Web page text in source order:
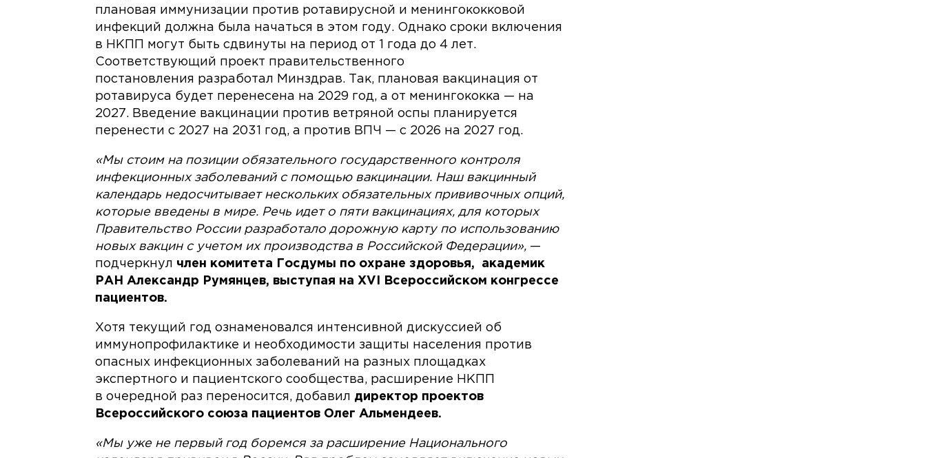
плановая иммунизации против ротавирусной и менингококковой
инфекций должна была начаться в этом году. Однако сроки включения
в НКПП могут быть сдвинуты на период от 1 года до 4 лет.
Соответствующий проект правительственного
постановления разработал Минздрав. Так, плановая вакцинация от
ротавируса будет перенесена на 2029 год, а от менингококка — на
2027. Введение вакцинации против ветряной оспы планируется
перенести с 2027 на 2031 год, а против ВПЧ — с 2026 на 2027 год.
«Мы стоим на позиции обязательного государственного контроля
инфекционных заболеваний с помощью вакцинации. Наш вакцинный
календарь недосчитывает нескольких обязательных прививочных опций,
которые введены в мире. Речь идет о пяти вакцинациях, для которых
Правительство России разработало дорожную карту по использованию
новых вакцин с учетом их производства в Российской Федерации», —
подчеркнул член комитета Госдумы по охране здоровья,
академик
РАН Александр Румянцев, выступая на XVI Всероссийском конгрессе
пациентов.
Хотя текущий год ознаменовался интенсивной дискуссией об
иммунопрофилактике и необходимости защиты населения против
опасных инфекционных заболеваний на разных площадках
экспертного и пациентского сообщества, расширение НКПП
в очередной раз переносится, добавил директор проектов
Всероссийского союза пациентов Олег Альмендеев.
«Мы уже не первый год боремся за расширение Национального